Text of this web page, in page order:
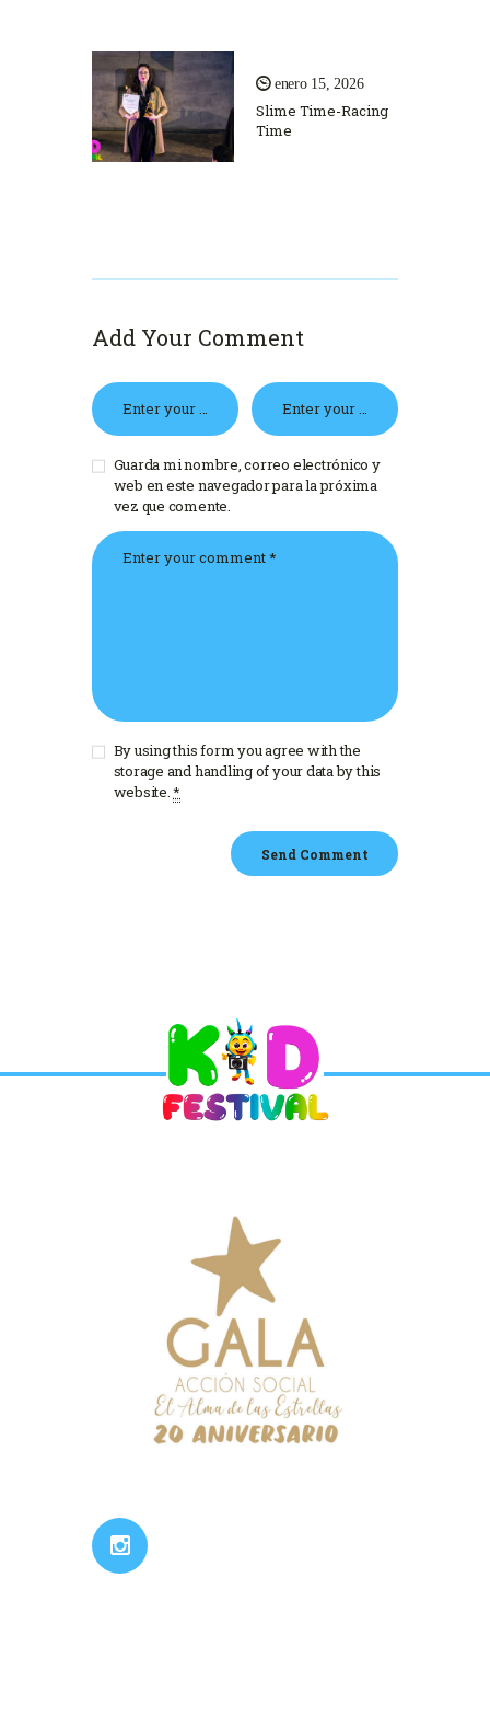
enero 15, 2026
Slime Time-Racing
Time
Add Your Comment
Guarda mi nombre, correo electrónico y
web en este navegador para la próxima
vez que comente.
By using this form you agree with the
storage and handling of your data by this
website.*